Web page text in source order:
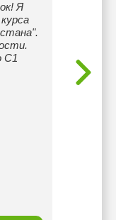
Я
C1
языка.